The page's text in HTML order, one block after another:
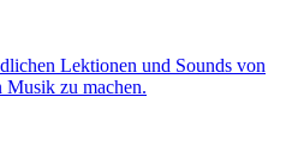
Lektionen und Sounds von
Musik zu machen.